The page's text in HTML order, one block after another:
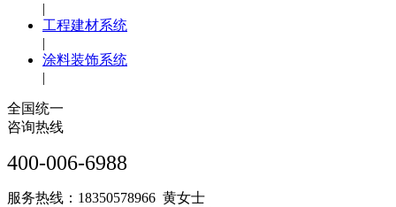
|
工程建材系统
|
涂料装饰系统
|
全国统一
咨询热线
400-006-6988
服务热线：18350578966 黄女士